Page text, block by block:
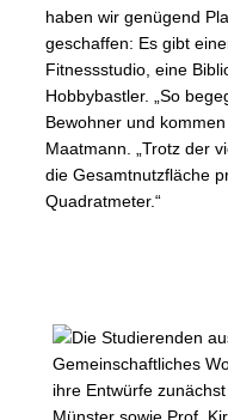
haben wir genügend
geschaffen: Es gibt
Fitnessstudio, eine
Hobbybastler. „So
Bewohner und
Maatmann. „Trotz der
die Gesamtnutzfläche
Quadratmeter.“